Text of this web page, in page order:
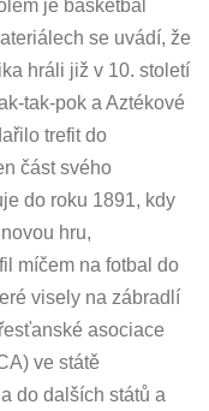
je basketbal
se uvádí, že
hráli již v 10. století
tak-pok a Aztékové
trefit do
část svého
do roku 1891, kdy
hru,
míčem na fotbal do
visely na zábradlí
asociace
ve státě
do dalších států a